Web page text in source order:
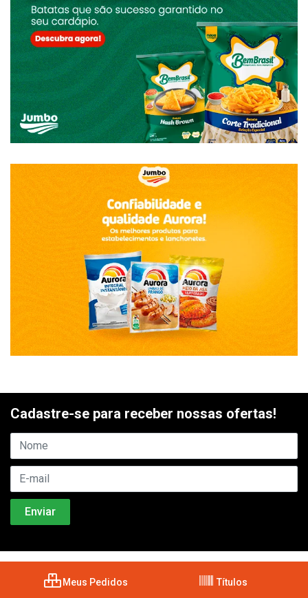
Cadastre-se para receber nossas ofertas!
Meus Pedidos Títulos